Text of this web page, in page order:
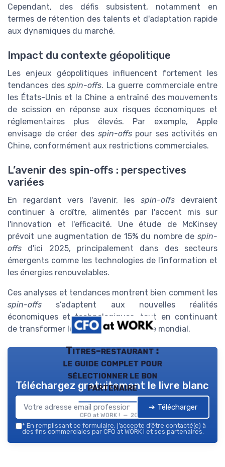
Cependant, des défis subsistent, notamment en
termes de rétention des talents et d'adaptation rapide
aux dynamiques du marché.
Impact du contexte géopolitique
Les enjeux géopolitiques influencent fortement les
tendances des spin-offs. La guerre commerciale entre
les États-Unis et la Chine a entraîné des mouvements
de scission en réponse aux risques économiques et
réglementaires plus élevés. Par exemple, Apple
envisage de créer des spin-offspour ses activités en
Chine, conformément aux restrictions commerciales.
L’avenir des spin-offs : perspectives
variées
En regardant vers l'avenir, les spin-offs devraient
continuer à croître, alimentés par l'accent mis sur
l'innovation et l'efficacité. Une étude de McKinsey
prévoit une augmentation de 15% du nombre de spin-
offs d'ici 2025, principalement dans des secteurs
émergents comme les technologies de l'information et
les énergies renouvelables.
Ces analyses et tendances montrent bien comment les
spin-offs s’adaptent aux nouvelles réalités
économiques et technologiques, tout en continuant
de transformer le paysage économique mondial.
Titres-restaurant :
le guide complet pour
sélectionner le bon
partenaire
CFO at WORK ! — 2026
Téléchargez gratuitement le livre blanc
➔ Télécharger
* En remplissant ce formulaire, j’accepte d’être contacté(e) à
des fins commerciales par CFO at WORK ! et ses partenaires.